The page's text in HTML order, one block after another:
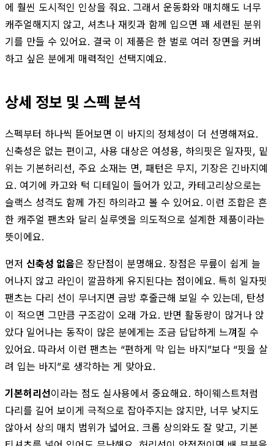
에 훨씬 도시적인 인상을 줘요. 그래서 운동화와 매치해도 너무
캐주얼해지지 않고, 셔츠나 재킷과 함께 입으면 꽤 세련된 분위
기를 만들 수 있어요. 결국 이 제품은 한 벌로 여러 장면을 커버
하고 싶은 분에게 매력적인 선택지예요.
상세 정보 및 스펙 분석
스펙부터 하나씩 뜯어보면 이 바지의 정체성이 더 선명해져요.
신축성은 없는 편이고, 사용 대상은 여성용, 하의핏은 일자핏, 밑
위는 기본허리선, 주요 소재는 면, 패턴은 무지, 기장은 긴바지예
요. 여기에 카고와 턱 디테일이 들어가 있고, 카테고리상으로는
슬랙스 성격도 함께 가진 하의라고 볼 수 있어요. 이런 조합은 흔
한 캐주얼 팬츠와 달리 실루엣을 의도적으로 설계한 제품이라는
뜻이에요.
먼저 신축성 없음은 장단점이 분명해요. 장점은 무릎이 쉽게 늘
어나지 않고 라인이 깔끔하게 유지된다는 점이에요. 특히 일자핏
팬츠는 다리 선이 무너지면 금방 후줄근해 보일 수 있는데, 탄성
이 적으면 그만큼 구조감이 오래 가요. 반면 활동량이 많거나 앉
았다 일어나는 동작이 많은 분에게는 조금 답답하게 느껴질 수
있어요. 따라서 이런 팬츠는 “편하게 막 입는 바지”보다 “핏을 살
려 입는 바지”로 생각하는 게 맞아요.
기본허리선이라는 점도 실사용에서 중요해요. 하이웨스트처럼
다리를 길어 보이게 극적으로 잡아주지는 않지만, 너무 낮지도
않아서 상의 매치 범위가 넓어요. 크롭 상의와도 잘 맞고, 기본